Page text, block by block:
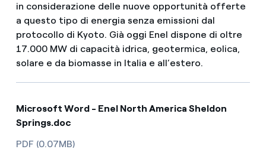
in considerazione delle nuove opportunità offerte
a questo tipo di energia senza emissioni dal
protocollo di Kyoto. Già oggi Enel dispone di oltre
17.000 MW di capacità idrica, geotermica, eolica,
solare e da biomasse in Italia e all’estero.
Microsoft Word - Enel North America Sheldon
Springs.doc
PDF (0.07MB)